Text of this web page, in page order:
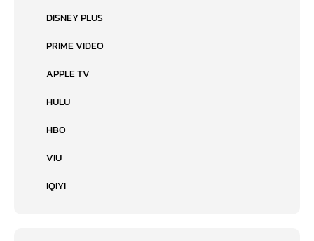
DISNEY PLUS
PRIME VIDEO
APPLE TV
HULU
HBO
VIU
IQIYI